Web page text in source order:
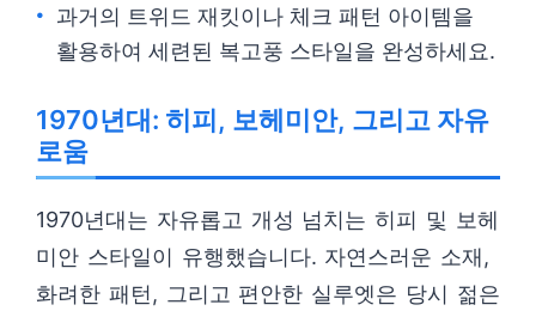
과거의 트위드 재킷이나 체크 패턴 아이템을
활용하여 세련된 복고풍 스타일을 완성하세요.
1970년대: 히피, 보헤미안, 그리고 자유
로움
1970년대는 자유롭고 개성 넘치는 히피 및 보헤
미안 스타일이 유행했습니다. 자연스러운 소재,
화려한 패턴, 그리고 편안한 실루엣은 당시 젊은